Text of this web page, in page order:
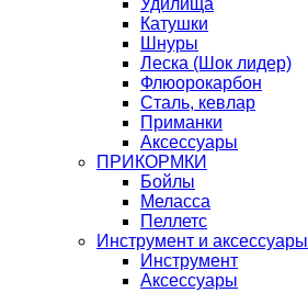
Удилища
Катушки
Шнуры
Леска (Шок лидер)
Флюорокарбон
Сталь, кевлар
Приманки
Аксессуары
ПРИКОРМКИ
Бойлы
Меласса
Пеллетс
Инструмент и аксессуары
Инструмент
Аксессуары